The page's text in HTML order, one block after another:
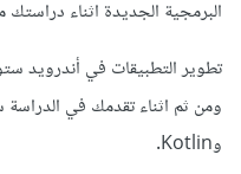
البرمجية الجديدة اثناء
تطوير التطبيقات في أندرويد
وKotlin.